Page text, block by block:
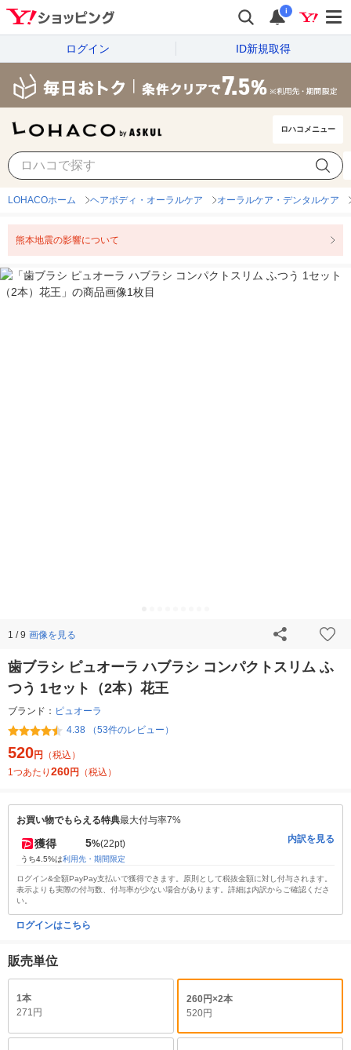
i
ログイン ID新規取得
ロハコメニュー
LOHACOホーム ヘアボディ・オーラルケア オーラルケア・デンタルケア
熊本地震の影響について
1 / 9 画像を見る
歯ブラシ ピュオーラ ハブラシ コンパクトスリム ふ
つう 1セット（2本）花王
ブランド： ピュオーラ
4.38 （53件のレビュー）
520円
（税込）
1つあたり 260円 （税込）
お買い物でもらえる特典最大付与率7%
獲得 5%(22pt)
うち4.5%は利用先・期間限定
内訳を見る
ログイン&全額PayPay支払いで獲得できます。原則として税抜金額に対し付与されます。
表示よりも実際の付与数、付与率が少ない場合があります。詳細は内訳からご確認くださ
い。
ログインはこちら
販売単位
1本
271円
260円×2本
520円